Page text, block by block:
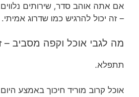
אם אתה אוהב סדר, שירותים
– זה יכול להרגיש כמו שדרוג אמיתי.
מה לגבי אוכל וקפה מסביב –
תתפלא.
אוכל קרוב מוריד חיכוך באמצע